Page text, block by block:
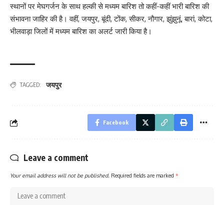
स्थानों पर मेघगर्जन के साथ हल्की से मध्यम बारिश तो कहीं-कहीं भारी बारिश की
संभावना जाहिर की है। वहीं, जयपुर, बूंदी, टोंक, सीकर, नौगार, झुंझुनूं, बारां, कोटा,
भीलवाड़ा जिलों में मध्यम बारिश का अलर्ट जारी किया है।
TAGGED: जयपुर
Facebook
Leave a comment
Your email address will not be published. Required fields are marked *